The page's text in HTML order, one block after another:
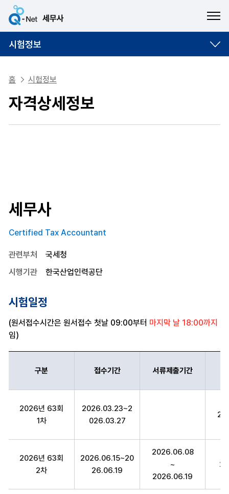
시험정보
홈 시험정보
자격상세정보
세무사
Certified Tax Accountant
관련부처
국세청
시행기관
한국산업인력공단
시험일정
(원서접수시간은 원서접수 첫날 09:00부터 마지막 날 18:00까지
임)
구분 접수기간 서류제출기간
2026년 63회
1차
2026.03.23~2
026.03.27
2026년 63회
2차
2026.06.15~20
26.06.19
2026.06.08
~
2026.06.19